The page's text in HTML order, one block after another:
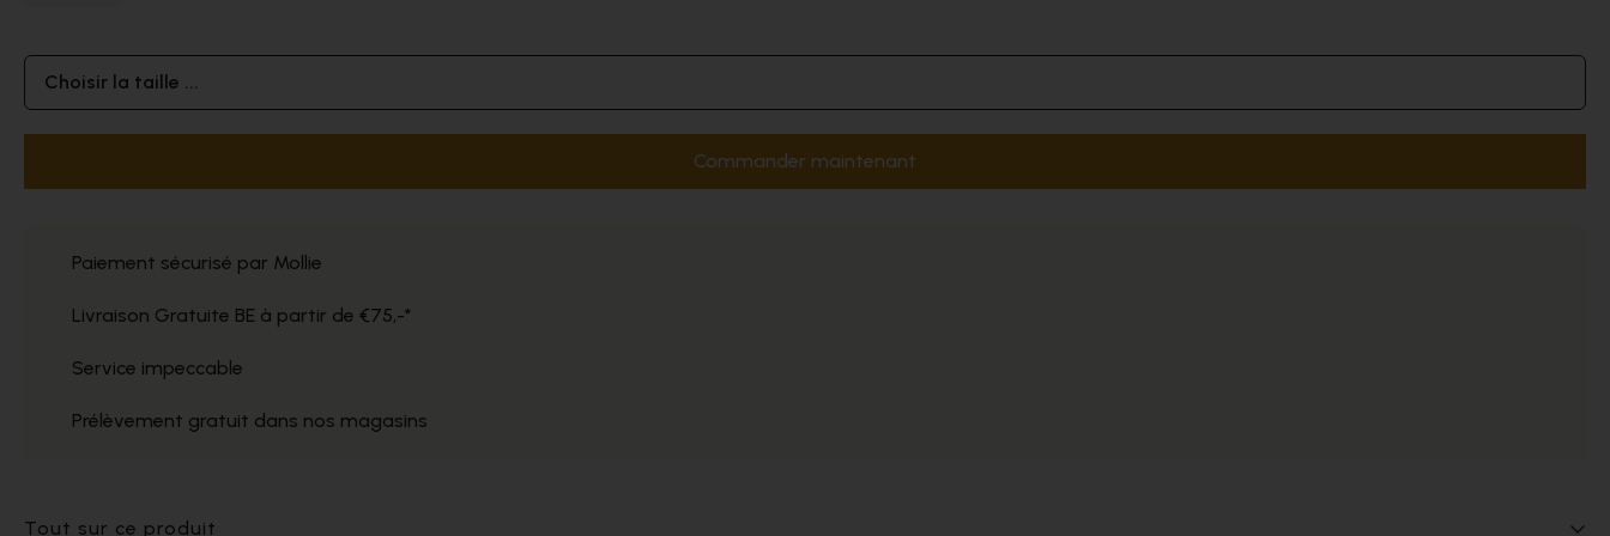
Choisir la taille ...
Commander maintenant
Paiement sécurisé par Mollie
Livraison Gratuite BE à partir de €75,-*
Service impeccable
Prélèvement gratuit dans nos magasins
Tout sur ce produit